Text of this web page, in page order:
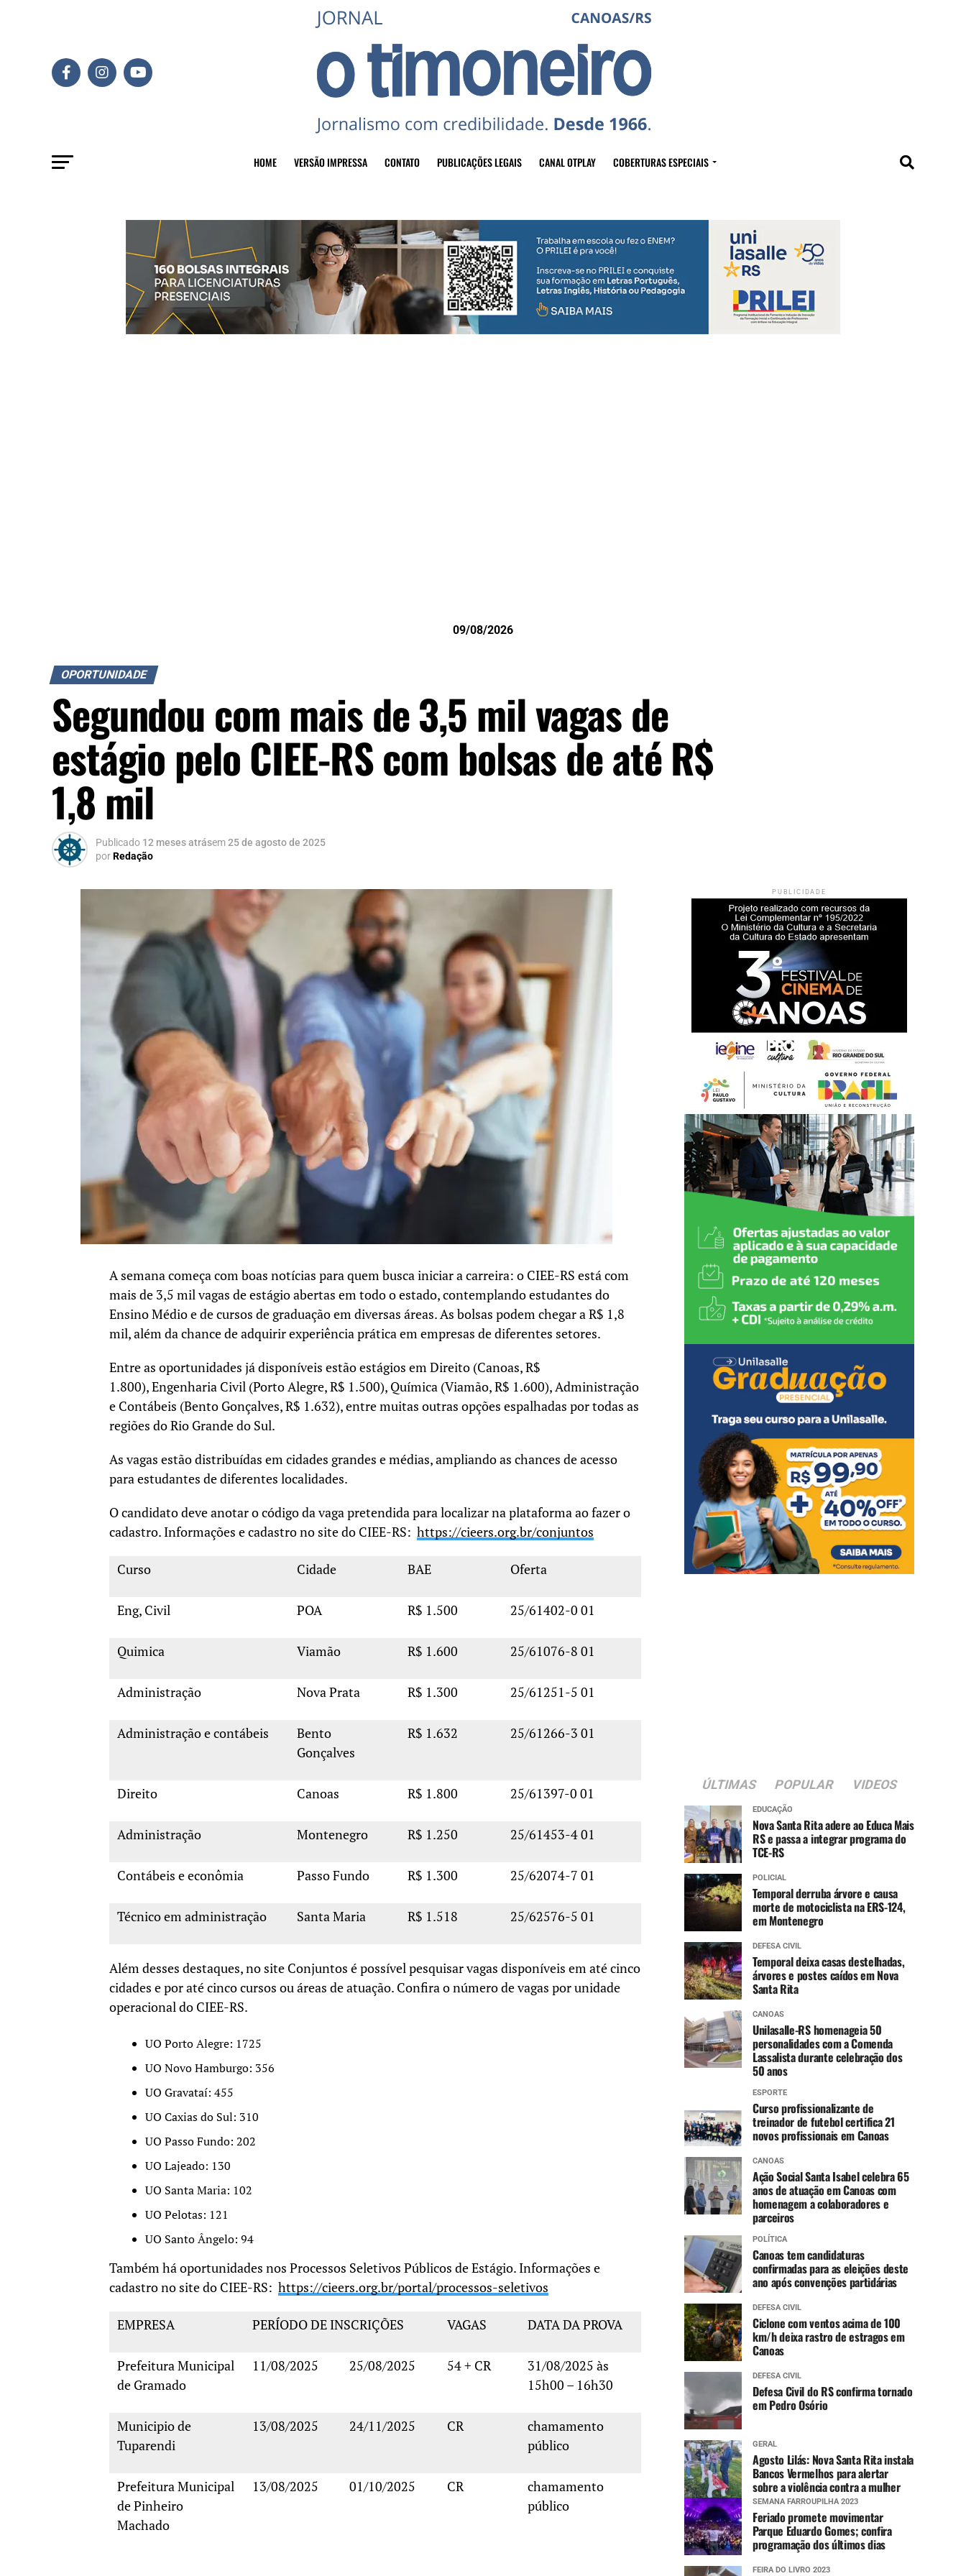
HOME VERSÃO IMPRESSA CONTATO PUBLICAÇÕES LEGAIS CANAL OTPLAY COBERTURAS ESPECIAIS
09/08/2026
OPORTUNIDADE
Segundou com mais de 3,5 mil vagas de
estágio pelo CIEE-RS com bolsas de até R$
1,8 mil
Publicado 12 meses atrásem25 de agosto de 2025
porRedação
A semana começa com boas notícias para quem busca iniciar a carreira: o CIEE-RS está com
mais de 3,5 mil vagas de estágio abertas em todo o estado, contemplando estudantes do
Ensino Médio e de cursos de graduação em diversas áreas. As bolsas podem chegar a R$ 1,8
mil, além da chance de adquirir experiência prática em empresas de diferentes setores.
Entre as oportunidades já disponíveis estão estágios em Direito (Canoas, R$
1.800), Engenharia Civil (Porto Alegre, R$ 1.500), Química (Viamão, R$ 1.600), Administração
e Contábeis (Bento Gonçalves, R$ 1.632), entre muitas outras opções espalhadas por todas as
regiões do Rio Grande do Sul.
As vagas estão distribuídas em cidades grandes e médias, ampliando as chances de acesso
para estudantes de diferentes localidades.
O candidato deve anotar o código da vaga pretendida para localizar na plataforma ao fazer o
cadastro. Informações e cadastro no site do CIEE-RS: https://cieers.org.br/conjuntos
Curso Cidade BAE Oferta
Eng, Civil POA R$ 1.500 25/61402-0 01
Quimica Viamão R$ 1.600 25/61076-8 01
Administração Nova Prata R$ 1.300 25/61251-5 01
Administração e contábeis
Bento
Gonçalves
R$ 1.632 25/61266-3 01
Direito Canoas R$ 1.800 25/61397-0 01
Administração Montenegro R$ 1.250 25/61453-4 01
Contábeis e econômia Passo Fundo R$ 1.300 25/62074-7 01
Técnico em administração Santa Maria R$ 1.518 25/62576-5 01
Além desses destaques, no site Conjuntos é possível pesquisar vagas disponíveis em até cinco
cidades e por até cinco cursos ou áreas de atuação. Confira o número de vagas por unidade
operacional do CIEE-RS.
UO Porto Alegre: 1725
UO Novo Hamburgo: 356
UO Gravataí: 455
UO Caxias do Sul: 310
UO Passo Fundo: 202
UO Lajeado: 130
UO Santa Maria: 102
UO Pelotas: 121
UO Santo Ângelo: 94
Também há oportunidades nos Processos Seletivos Públicos de Estágio. Informações e
cadastro no site do CIEE-RS: https://cieers.org.br/portal/processos-seletivos
EMPRESA PERÍODO DE INSCRIÇÕES VAGAS DATA DA PROVA
Prefeitura Municipal
de Gramado
11/08/2025 25/08/2025 54 + CR
31/08/2025 às
15h00 – 16h30
Municipio de
Tuparendi
13/08/2025 24/11/2025 CR
chamamento
público
Prefeitura Municipal
de Pinheiro
Machado
13/08/2025 01/10/2025 CR
chamamento
público
PUBLICIDADE
ÚLTIMAS POPULAR VIDEOS
EDUCAÇÃO
Nova Santa Rita adere ao Educa Mais
RS e passa a integrar programa do
TCE-RS
POLICIAL
Temporal derruba árvore e causa
morte de motociclista na ERS-124,
em Montenegro
DEFESA CIVIL
Temporal deixa casas destelhadas,
árvores e postes caídos em Nova
Santa Rita
CANOAS
Unilasalle-RS homenageia 50
personalidades com a Comenda
Lassalista durante celebração dos
50 anos
ESPORTE
Curso profissionalizante de
treinador de futebol certifica 21
novos profissionais em Canoas
CANOAS
Ação Social Santa Isabel celebra 65
anos de atuação em Canoas com
homenagem a colaboradores e
parceiros
POLÍTICA
Canoas tem candidaturas
confirmadas para as eleições deste
ano após convenções partidárias
DEFESA CIVIL
Ciclone com ventos acima de 100
km/h deixa rastro de estragos em
Canoas
DEFESA CIVIL
Defesa Civil do RS confirma tornado
em Pedro Osório
GERAL
Agosto Lilás: Nova Santa Rita instala
Bancos Vermelhos para alertar
sobre a violência contra a mulher
SEMANA FARROUPILHA 2023
Feriado promete movimentar
Parque Eduardo Gomes; confira
programação dos últimos dias
FEIRA DO LIVRO 2023